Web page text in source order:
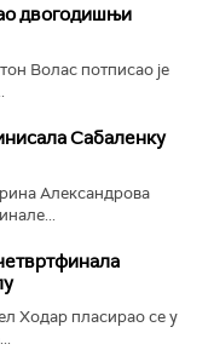
двогодишњи
Волас потписао је
Сабаленку
Александрова
Ходар пласирао се у